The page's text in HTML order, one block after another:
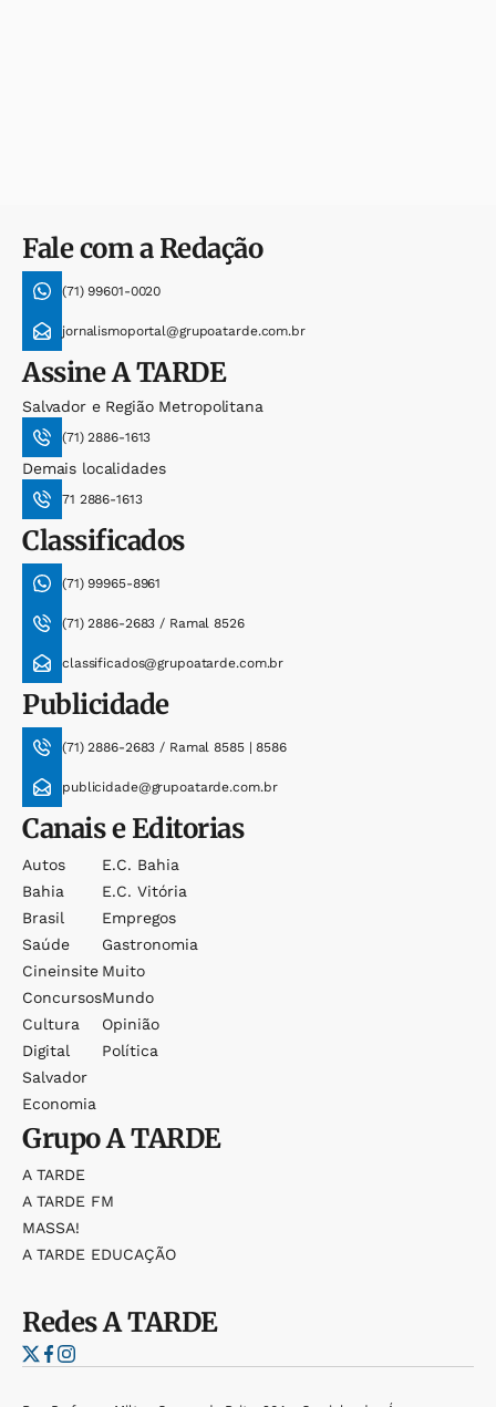
Fale com a Redação
(71) 99601-0020
jornalismoportal@grupoatarde.com.br
AssineA TARDE
Salvador e Região Metropolitana
(71) 2886-1613
Demais localidades
71 2886-1613
Classificados
(71) 99965-8961
(71) 2886-2683 / Ramal 8526
classificados@grupoatarde.com.br
Publicidade
(71) 2886-2683 / Ramal 8585 | 8586
publicidade@grupoatarde.com.br
Canais e Editorias
Autos
Bahia
Brasil
Saúde
Cineinsite
Concursos
Cultura
Digital
Salvador
Economia
E.c. Bahia
E.c. Vitória
Empregos
Gastronomia
Muito
Mundo
Opinião
Política
GrupoA TARDE
A TARDE
A TARDE FM
MASSA!
A TARDE EDUCAÇÃO
RedesA TARDE